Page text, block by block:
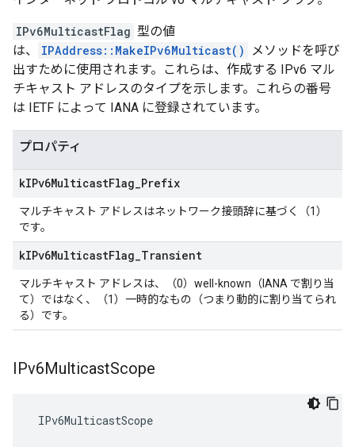
IPv6MulticastFlag 型の値
は、
IPAddress::MakeIPv6Multicast()
メソッドを呼び
出すために使用されます。これらは、作成する IPv6 マル
チキャスト アドレスのタイプを示します。これらの番号
は IETF によって IANA に登録されています。
プロパティ
kIPv6MulticastFlag Prefix
マルチキャスト アドレスはネットワーク接頭辞に基づく（1）
です。
kIPv6MulticastFlag Transient
マルチキャスト アドレスは、（0）well-known（IANA で割り当
て）ではなく、（1）一時的なもの（つまり動的に割り当てられ
る）です。
IPv6MulticastScope
IPv6MulticastScope